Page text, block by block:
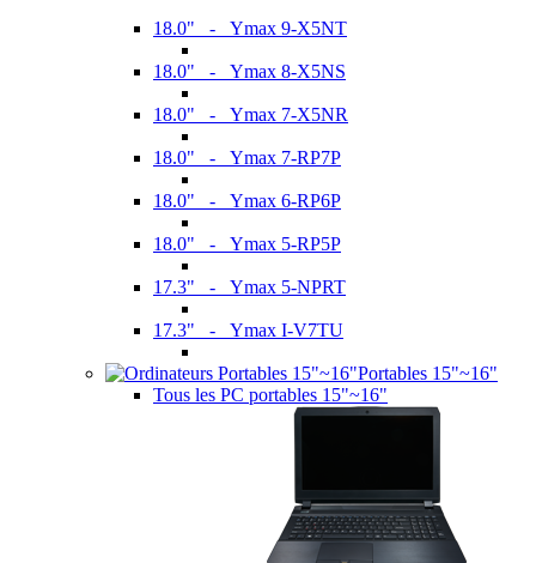
18.0" - Ymax 9-X5NT
18.0" - Ymax 8-X5NS
18.0" - Ymax 7-X5NR
18.0" - Ymax 7-RP7P
18.0" - Ymax 6-RP6P
18.0" - Ymax 5-RP5P
17.3" - Ymax 5-NPRT
17.3" - Ymax I-V7TU
Portables 15"~16"
Tous les PC portables 15"~16"